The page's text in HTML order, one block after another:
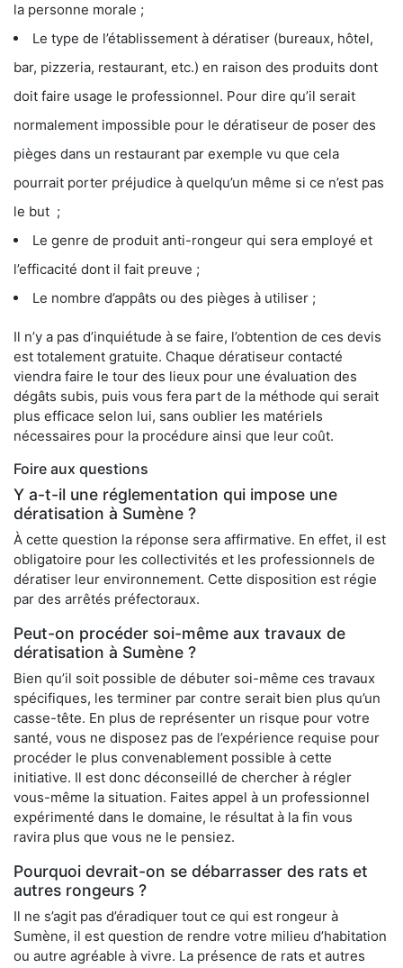
la personne morale ;
Le type de l’établissement à dératiser (bureaux, hôtel,
bar, pizzeria, restaurant, etc.) en raison des produits dont
doit faire usage le professionnel. Pour dire qu’il serait
normalement impossible pour le dératiseur de poser des
pièges dans un restaurant par exemple vu que cela
pourrait porter préjudice à quelqu’un même si ce n’est pas
le but ;
Le genre de produit anti-rongeur qui sera employé et
l’efficacité dont il fait preuve ;
Le nombre d’appâts ou des pièges à utiliser ;
Il n’y a pas d’inquiétude à se faire, l’obtention de ces devis
est totalement gratuite. Chaque dératiseur contacté
viendra faire le tour des lieux pour une évaluation des
dégâts subis, puis vous fera part de la méthode qui serait
plus efficace selon lui, sans oublier les matériels
nécessaires pour la procédure ainsi que leur coût.
Foire aux questions
Y a-t-il une réglementation qui impose une
dératisation à Sumène ?
À cette question la réponse sera affirmative. En effet, il est
obligatoire pour les collectivités et les professionnels de
dératiser leur environnement. Cette disposition est régie
par des arrêtés préfectoraux.
Peut-on procéder soi-même aux travaux de
dératisation à Sumène ?
Bien qu’il soit possible de débuter soi-même ces travaux
spécifiques, les terminer par contre serait bien plus qu’un
casse-tête. En plus de représenter un risque pour votre
santé, vous ne disposez pas de l’expérience requise pour
procéder le plus convenablement possible à cette
initiative. Il est donc déconseillé de chercher à régler
vous-même la situation. Faites appel à un professionnel
expérimenté dans le domaine, le résultat à la fin vous
ravira plus que vous ne le pensiez.
Pourquoi devrait-on se débarrasser des rats et
autres rongeurs ?
Il ne s’agit pas d’éradiquer tout ce qui est rongeur à
Sumène, il est question de rendre votre milieu d’habitation
ou autre agréable à vivre. La présence de rats et autres